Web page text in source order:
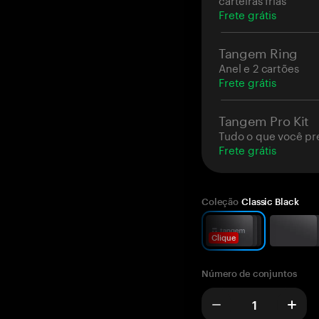
Frete grátis
Tangem Ring
Anel e 2 cartões
Frete grátis
Tangem Pro Kit
Tudo o que você
Frete grátis
Coleção Classic Black
Clique
Número de conjuntos